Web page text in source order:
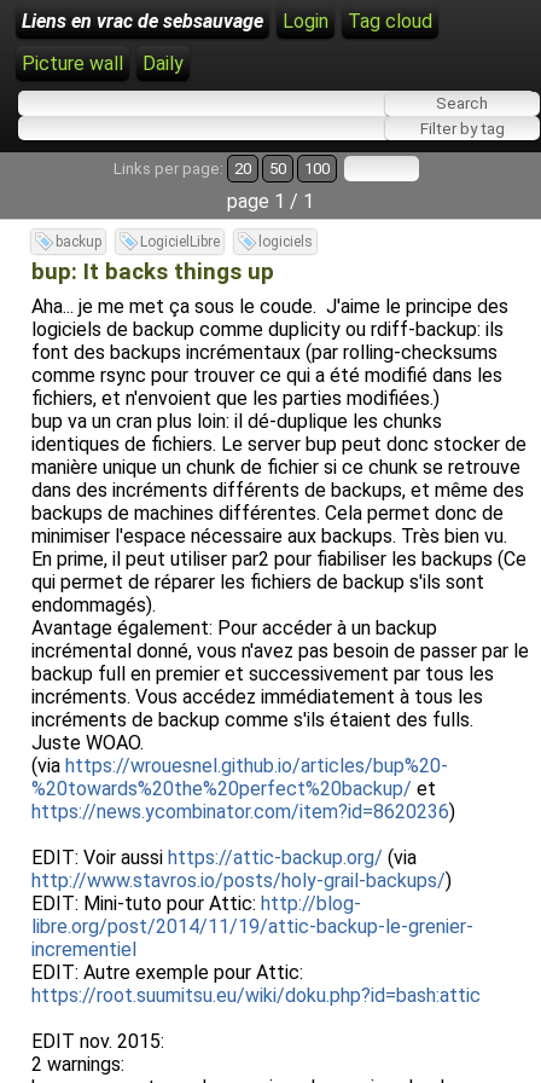
Liens en vrac de sebsauvage Login
Tag cloud
Picture wall
Daily
Links per page: 20 50 100
page 1 / 1
backup LogicielLibre logiciels
bup: It backs things up
Aha... je me met ça sous le coude. J'aime le principe des
logiciels de backup comme duplicity ou rdiff-backup: ils
font des backups incrémentaux (par rolling-checksums
comme rsync pour trouver ce qui a été modifié dans les
fichiers, et n'envoient que les parties modifiées.)
bup va un cran plus loin: il dé-duplique les chunks
identiques de fichiers. Le server bup peut donc stocker de
manière unique un chunk de fichier si ce chunk se retrouve
dans des incréments différents de backups, et même des
backups de machines différentes. Cela permet donc de
minimiser l'espace nécessaire aux backups. Très bien vu.
En prime, il peut utiliser par2 pour fiabiliser les backups (Ce
qui permet de réparer les fichiers de backup s'ils sont
endommagés).
Avantage également: Pour accéder à un backup
incrémental donné, vous n'avez pas besoin de passer par le
backup full en premier et successivement par tous les
incréments. Vous accédez immédiatement à tous les
incréments de backup comme s'ils étaient des fulls.
Juste WOAO.
(via https://wrouesnel.github.io/articles/bup%20-
%20towards%20the%20perfect%20backup/ et
https://news.ycombinator.com/item?id=8620236)
EDIT: Voir aussi https://attic-backup.org/ (via
http://www.stavros.io/posts/holy-grail-backups/)
EDIT: Mini-tuto pour Attic: http://blog-
libre.org/post/2014/11/19/attic-backup-le-grenier-
incrementiel
EDIT: Autre exemple pour Attic:
https://root.suumitsu.eu/wiki/doku.php?id=bash:attic
EDIT nov. 2015:
2 warnings: